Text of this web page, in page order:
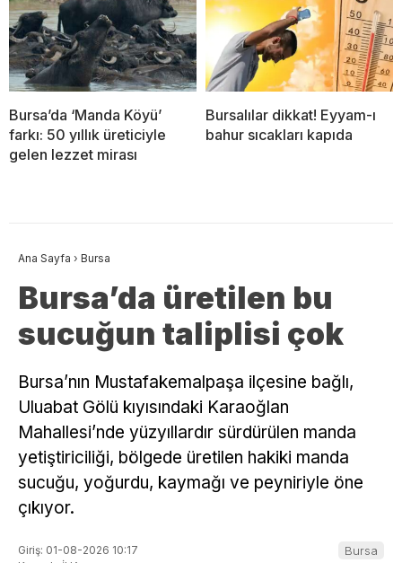
Bursa’da ‘Manda Köyü’
farkı: 50 yıllık üreticiyle
gelen lezzet mirası
Bursalılar dikkat! Eyyam-ı
bahur sıcakları kapıda
Ana Sayfa › Bursa
Bursa’da üretilen bu
sucuğun taliplisi çok
Bursa’nın Mustafakemalpaşa ilçesine bağlı,
Uluabat Gölü kıyısındaki Karaoğlan
Mahallesi’nde yüzyıllardır sürdürülen manda
yetiştiriciliği, bölgede üretilen hakiki manda
sucuğu, yoğurdu, kaymağı ve peyniriyle öne
çıkıyor.
Giriş: 01-08-2026 10:17
Bursa